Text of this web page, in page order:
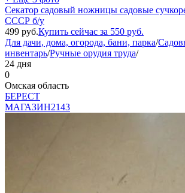
Секатор садовый ножницы садовые
СССР б/у
499 руб.Купить сейчас за 550 руб.
Для дачи, дома, огорода, бани, парка/
инвентарь/Ручные орудия труда/
24 дня
0
Омская область
БEPECT
МАГАЗИН2143